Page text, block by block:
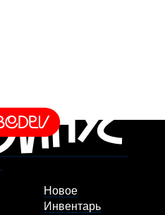
Новое
Инвентарь